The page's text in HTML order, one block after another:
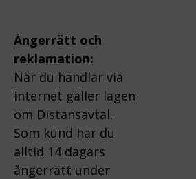
Ångerrätt och
reklamation:
När du handlar via
internet gäller lagen
om Distansavtal.
Som kund har du
alltid 14 dagars
ångerrätt under